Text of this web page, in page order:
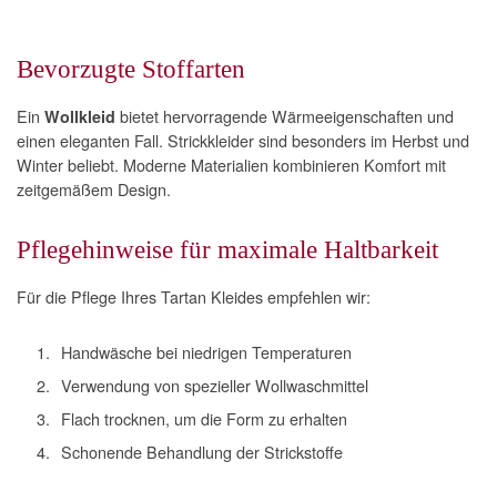
Bevorzugte Stoffarten
Ein Wollkleid bietet hervorragende Wärmeeigenschaften und
einen eleganten Fall. Strickkleider sind besonders im Herbst und
Winter beliebt. Moderne Materialien kombinieren Komfort mit
zeitgemäßem Design.
Pflegehinweise für maximale Haltbarkeit
Für die Pflege Ihres Tartan Kleides empfehlen wir:
Handwäsche bei niedrigen Temperaturen
Verwendung von spezieller Wollwaschmittel
Flach trocknen, um die Form zu erhalten
Schonende Behandlung der Strickstoffe